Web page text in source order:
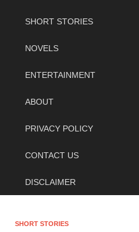
SHORT STORIES
NOVELS
ENTERTAINMENT
ABOUT
PRIVACY POLICY
CONTACT US
DISCLAIMER
SHORT STORIES